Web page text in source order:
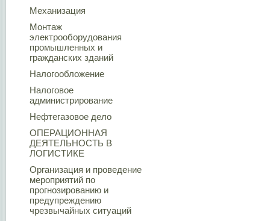
Механизация
Монтаж
электрооборудования
промышленных и
гражданских зданий
Налогообложение
Налоговое
администрирование
Нефтегазовое дело
ОПЕРАЦИОННАЯ
ДЕЯТЕЛЬНОСТЬ В
ЛОГИСТИКЕ
Организация и проведение
мероприятий по
прогнозированию и
предупреждению
чрезвычайных ситуаций